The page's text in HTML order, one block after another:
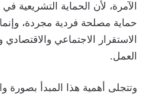
الآمرة، لأن الحماية التشريعية
حماية مصلحة فردية مجردة،
الاستقرار الاجتماعي
العمل.
وتتجلى أهمية هذا المبدأ